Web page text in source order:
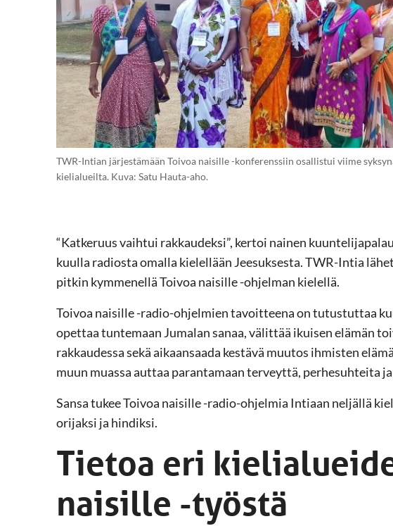
TWR-Intian järjestämään Toivoa naisille -konferenssiin osallistui viime
kielialueilta. Kuva: Satu Hauta-aho.
“Katkeruus vaihtui rakkaudeksi”, kertoi nainen
kuulla radiosta omalla kielellään Jeesuksesta. TWR-Intia
pitkin kymmenellä Toivoa naisille -ohjelman kielellä.
Toivoa naisille -radio-ohjelmien tavoitteena on tutustuttaa
opettaa tuntemaan Jumalan sanaa, välittää ikuisen elämän
rakkaudessa sekä aikaansaada kestävä muutos ihmisten
muun muassa auttaa parantamaan terveyttä, perhesuhteita
Sansa tukee Toivoa naisille -radio-ohjelmia Intiaan neljällä
orijaksi ja hindiksi.
Tietoa eri
naisille -työstä